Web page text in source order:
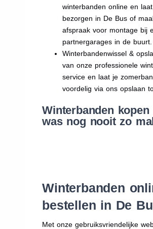
winterbanden online en
bezorgen in De Bus of
afspraak voor montage bij
partnergarages in de buurt.
Winterbandenwissel &
van onze professionele
service en laat je
voordelig via ons opslaan
Winterbanden
was nog nooit zo
Winterbanden
bestellen in De
Met onze gebruiksvriendelijke